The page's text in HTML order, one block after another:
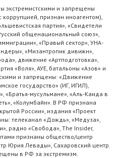
экстремистскими и запрещены
признан иноагентом),
партия», «Свидетели
общенациональный союз»,
«Правый сектор», УНА-
«Мизантропик дивижн»,
движение «Артподготовка»,
«Воля», АУЕ, батальоны «Азов» и
и запрещены: «Движение
государство» (ИГ, ИГИЛ),
«Братья-мусульмане», «Аль-Каида в
«Колумбайн». В РФ признана
России», издания «Проект
телеканал «Дождь», «Медуза»,
радио «Свобода», The Insider,
признаны общество/центр
Юрия Левады», Сахаровский центр.
в РФ за экстремизм.